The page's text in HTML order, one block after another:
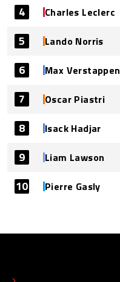
4 Charles Leclerc
5 Lando Norris
6 Max Verstappen
7 Oscar Piastri
8 Isack Hadjar
9 Liam Lawson
10 Pierre Gasly